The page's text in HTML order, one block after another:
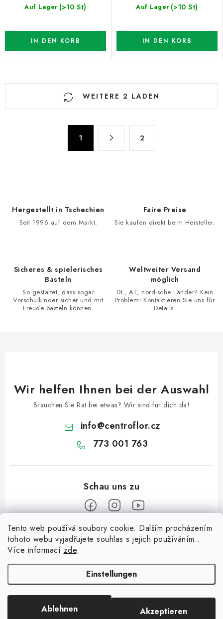
Tento web používá soubory cookie. Dalším procházením
tohoto webu vyjadřujete souhlas s jejich používáním..
Více informací zde.
Einstellungen
Ablehnen Akzeptieren
Auf Lager (>10 St)
IN DEN KORB
Auf Lager (>10 St)
IN DEN KORB
m
WEITERE 2 LADEN
1 2
Hergestellt in Tschechien
Seit 1996 auf dem Markt.
Faire Preise
Sie kaufen direkt beim Hersteller.
Sicheres & spielerisches
Basteln
So gestaltet, dass sogar
Vorschulkinder sicher und mit
Freude basteln können.
Weltweiter Versand
möglich
DE, AT, nordische Länder? Kein
Problem! Kontaktieren Sie uns für
Details.
Wir helfen Ihnen bei der Auswahl
Brauchen Sie Rat bei etwas? Wir sind für dich da!
info@centroflor.cz
773 001 763
Informace pro vás
Kontaktieren Sie uns
Copyright 2026CENTROFLOR, s.r.o. . Alle Rechte vorbehalten.